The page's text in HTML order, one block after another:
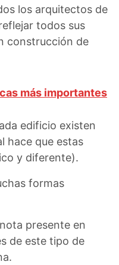
los arquitectos de
todos sus
construcción de
más importantes
edificio existen
hace que estas
y diferente).
formas
presente en
de este tipo de